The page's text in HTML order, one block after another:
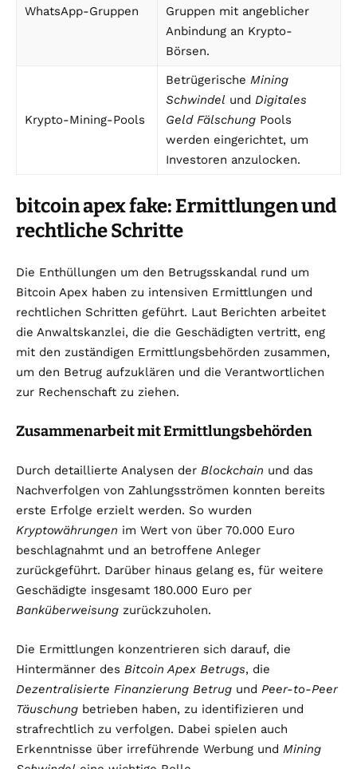
WhatsApp-Gruppen
Gruppen mit angeblicher
Anbindung an Krypto-
Börsen.
Krypto-Mining-Pools
Betrügerische Mining
Schwindel und Digitales
Geld Fälschung Pools
werden eingerichtet, um
Investoren anzulocken.
bitcoin apex fake: Ermittlungen und
rechtliche Schritte
Die Enthüllungen um den Betrugsskandal rund um
Bitcoin Apex haben zu intensiven Ermittlungen und
rechtlichen Schritten geführt. Laut Berichten arbeitet
die Anwaltskanzlei, die die Geschädigten vertritt, eng
mit den zuständigen Ermittlungsbehörden zusammen,
um den Betrug aufzuklären und die Verantwortlichen
zur Rechenschaft zu ziehen.
Zusammenarbeit mit Ermittlungsbehörden
Durch detaillierte Analysen der Blockchain und das
Nachverfolgen von Zahlungsströmen konnten bereits
erste Erfolge erzielt werden. So wurden
Kryptowährungen im Wert von über 70.000 Euro
beschlagnahmt und an betroffene Anleger
zurückgeführt. Darüber hinaus gelang es, für weitere
Geschädigte insgesamt 180.000 Euro per
Banküberweisung zurückzuholen.
Die Ermittlungen konzentrieren sich darauf, die
Hintermänner des Bitcoin Apex Betrugs, die
Dezentralisierte Finanzierung Betrug und Peer-to-Peer
Täuschung betrieben haben, zu identifizieren und
strafrechtlich zu verfolgen. Dabei spielen auch
Erkenntnisse über irreführende Werbung und Mining